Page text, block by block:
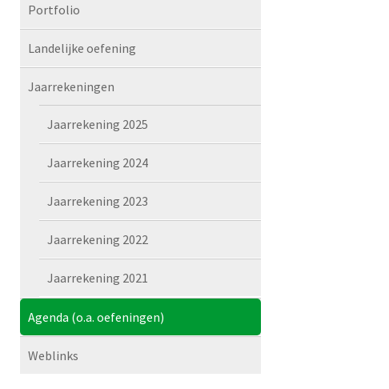
Portfolio
Landelijke oefening
Jaarrekeningen
Jaarrekening 2025
Jaarrekening 2024
Jaarrekening 2023
Jaarrekening 2022
Jaarrekening 2021
Agenda (o.a. oefeningen)
Weblinks